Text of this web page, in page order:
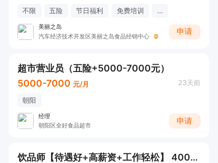
不限 五险 节日福利 免费培训 ...
美丽之岛
汽车经济技术开发区美丽之岛食品经销中心
申请
超市营业员（五险+5000-7000元）
5000-7000 元/月 23天前
朝阳
经理
朝阳区全好食品超市
申请
饮品师【待遇好+高薪资+工作轻松】 4000-6000元/月